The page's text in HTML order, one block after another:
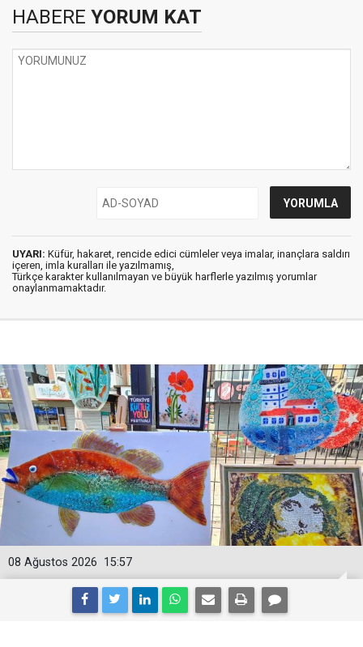
HABERE YORUM KAT
UYARI: Küfür, hakaret, rencide edici cümleler veya imalar, inançlara saldırı
içeren, imla kuralları ile yazılmamış,
Türkçe karakter kullanılmayan ve büyük harflerle yazılmış yorumlar
onaylanmamaktadır.
15:57
08 Ağustos 2026